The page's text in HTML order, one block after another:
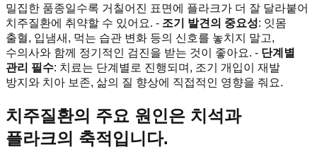
밀집한 품종일수록 거칠어진 표면에 플라크가 더 잘 달라붙어
치주질환에 취약할 수 있어요. - 조기 발견의 중요성: 잇몸
출혈, 입냄새, 먹는 습관 변화 등의 신호를 놓치지 말고,
수의사와 함께 정기적인 검진을 받는 것이 좋아요. - 단계별
관리 필수: 치료는 단계별로 진행되며, 조기 개입이 재발
방지와 치아 보존, 삶의 질 향상에 직접적인 영향을 줘요.
치주질환의 주요 원인은 치석과
플라크의 축적입니다.